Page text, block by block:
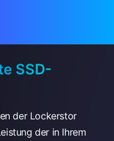
SSD-
der Lockerstor
der in Ihrem